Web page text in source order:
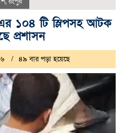
১০৪ টি স্লিপসহ আটক
প্রশাসন
৪৯ বার পড়া হয়েছে